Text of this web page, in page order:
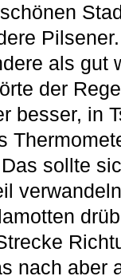
als gut
der
besser, in
sollte
nach aber